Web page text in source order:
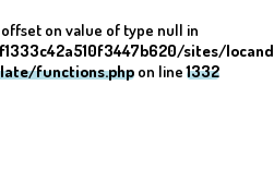
on value of type null in
sites/
functions.php on line1332